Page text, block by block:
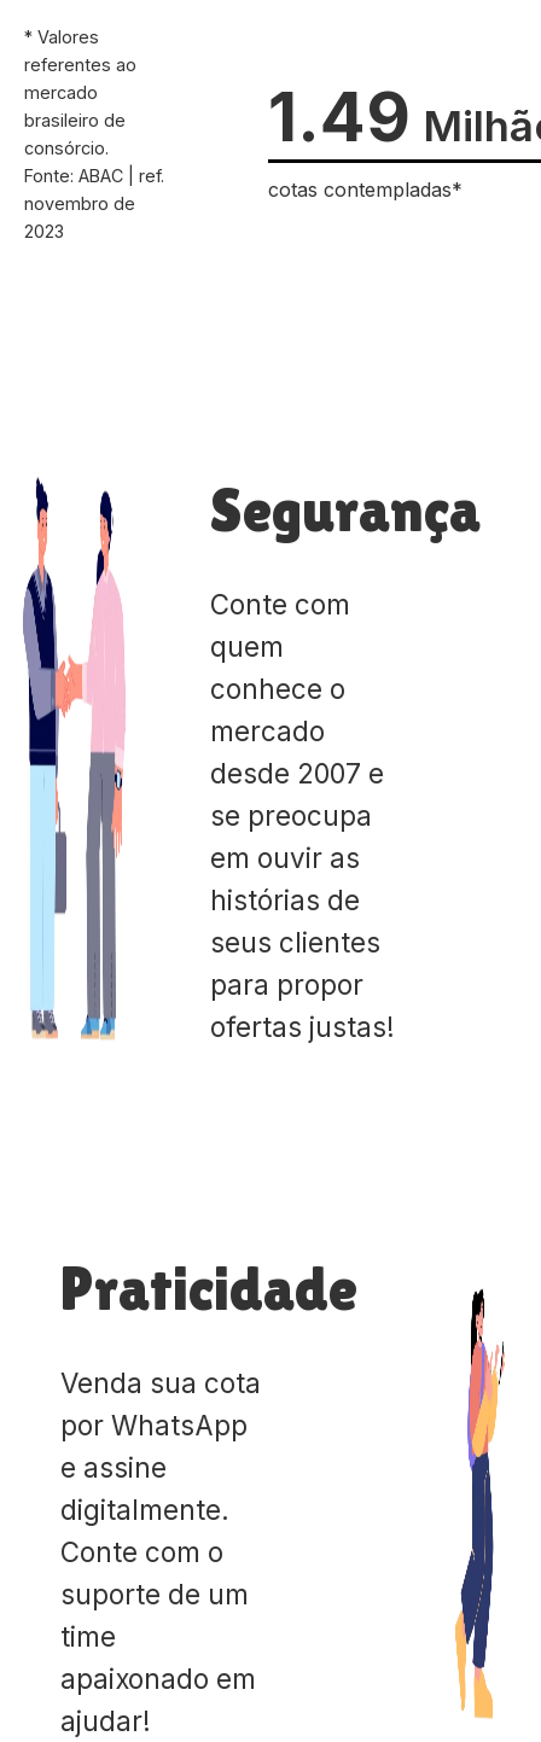
* Valores
referentes ao
mercado
brasileiro de
consórcio.
Fonte: ABAC | ref.
novembro de
2023
1.49
cotas contempladas*
Segurança
Conte com
quem
conhece o
mercado
desde 2007 e
se preocupa
em ouvir as
histórias de
seus clientes
para propor
ofertas justas!
Praticidade
Venda sua cota
por WhatsApp
e assine
digitalmente.
Conte com o
suporte de um
time
apaixonado em
ajudar!